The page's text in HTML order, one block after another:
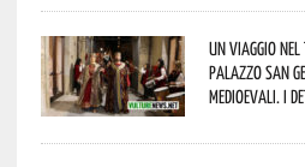
Un viaggio nel
Palazzo San
Medioevali. I